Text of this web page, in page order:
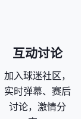
互动讨论
加入球迷社区，
实时弹幕、赛后
讨论，激情分